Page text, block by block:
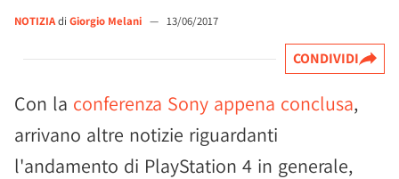
NOTIZIAdi Giorgio Melani — 13/06/2017
CONDIVIDI
Con la conferenza Sony appena conclusa,
arrivano altre notizie riguardanti
l'andamento di PlayStation 4 in generale,